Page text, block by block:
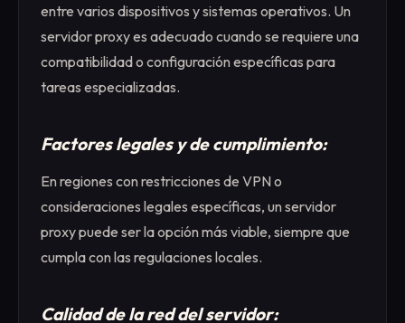
entre varios dispositivos y sistemas operativos. Un
servidor proxy es adecuado cuando se requiere una
compatibilidad o configuración específicas para
tareas especializadas.
Factores legales y de cumplimiento:
En regiones con restricciones de VPN o
consideraciones legales específicas, un servidor
proxy puede ser la opción más viable, siempre que
cumpla con las regulaciones locales.
Calidad de la red del servidor: